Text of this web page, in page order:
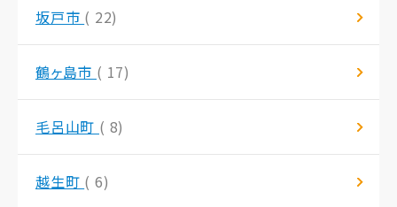
坂戸市 ( 22)
鶴ヶ島市 ( 17)
毛呂山町 ( 8)
越生町 ( 6)